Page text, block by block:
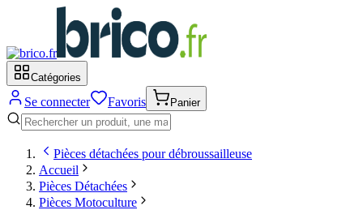
Catégories
Se connecter Favoris Panier
Pièces détachées pour débroussailleuse
Accueil
Pièces Détachées
Pièces Motoculture